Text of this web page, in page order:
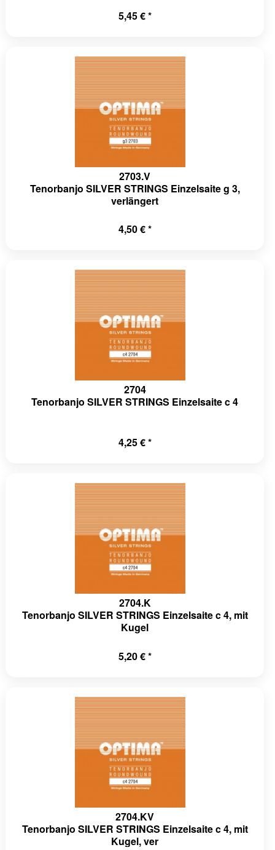
5,45 € *
2703.V
Tenorbanjo SILVER STRINGS Einzelsaite g 3,
verlängert
4,50 € *
2704
Tenorbanjo SILVER STRINGS Einzelsaite c 4
4,25 € *
2704.K
Tenorbanjo SILVER STRINGS Einzelsaite c 4, mit
Kugel
5,20 € *
2704.KV
Tenorbanjo SILVER STRINGS Einzelsaite c 4, mit
Kugel, ver